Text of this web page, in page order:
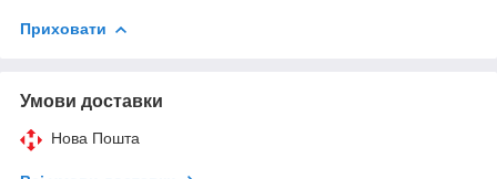
Приховати
Умови доставки
Нова Пошта